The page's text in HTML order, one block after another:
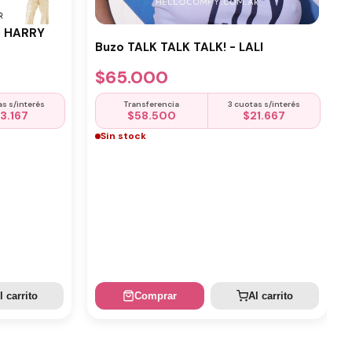
s/interés
carrito
Buzo TALK TALK TALK! - LALI
$65.000
Transferencia
$58.500
3 cuotas s/interés
$21.667
Sin stock
Comprar Al carrito